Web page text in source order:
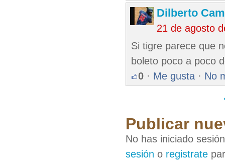
Dilberto
21 de agosto
Si tigre parece que
boleto poco a poco
0 · Me gusta · No
Publicar
No has iniciado
sesión o registrate